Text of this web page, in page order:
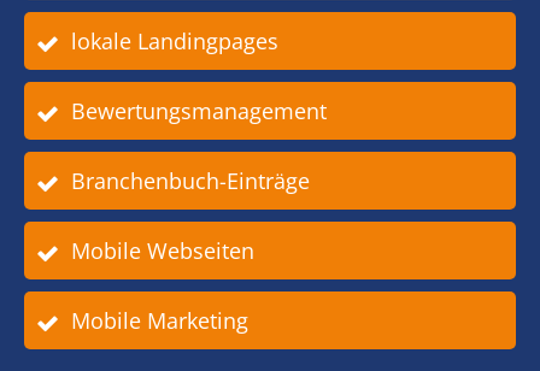
lokale Landingpages
Bewertungsmanagement
Branchenbuch-Einträge
Mobile Webseiten
Mobile Marketing